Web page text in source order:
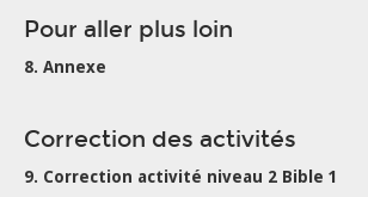
Pour aller plus loin
8. Annexe
Correction des activités
9. Correction activité niveau 2 Bible 1